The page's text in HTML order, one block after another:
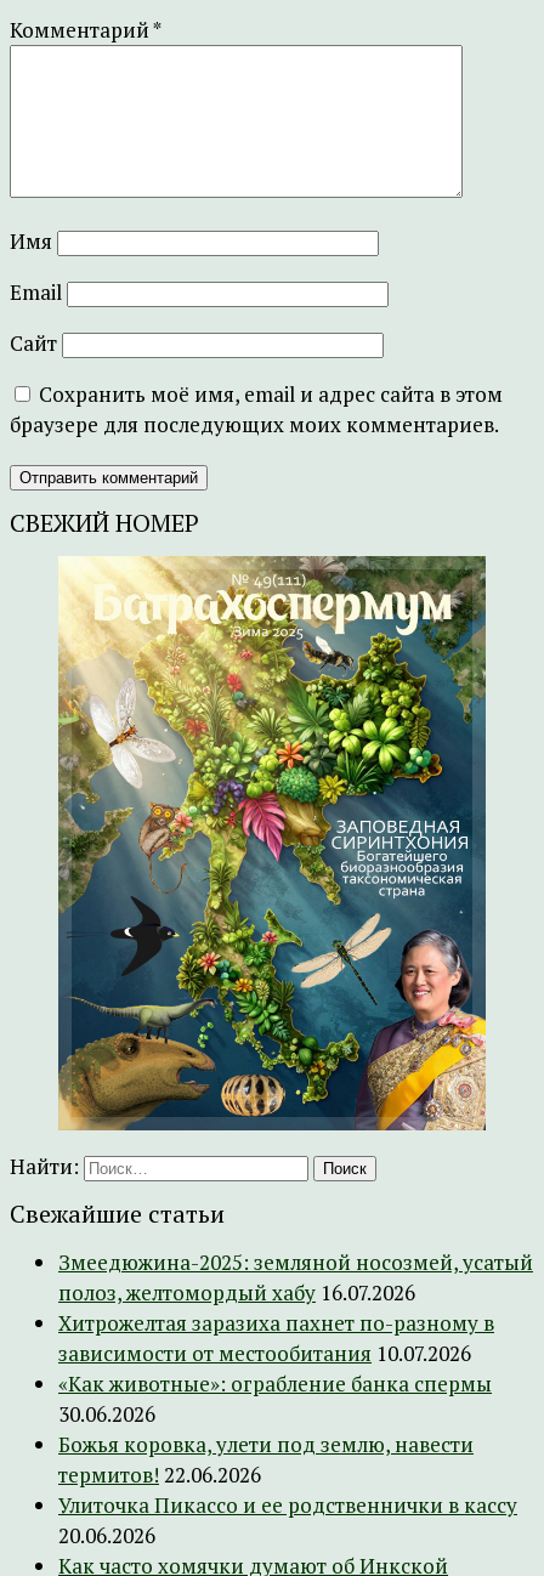
Комментарий*
Имя
Email
Сайт
Сохранить моё имя, email и адрес сайта в этом
браузере для последующих моих комментариев.
СВЕЖИЙ НОМЕР
Найти:
Свежайшие статьи
Змеедюжина-2025: земляной носозмей, усатый
полоз, желтомордый хабу 16.07.2026
Хитрожелтая заразиха пахнет по-разному в
зависимости от местообитания 10.07.2026
«Как животные»: ограбление банка спермы
30.06.2026
Божья коровка, улети под землю, навести
термитов! 22.06.2026
Улиточка Пикассо и ее родственнички в кассу
20.06.2026
Как часто хомячки думают об Инкской